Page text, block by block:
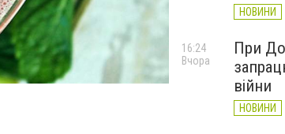
НОВИНИ
При
війни
НОВИНИ
16:24
Вчора